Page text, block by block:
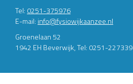
Tel: 0251-375976
E-mail: info@fysiowijkaanzee.nl
Groenelaan 52
1942 EH Beverwijk, Tel: 0251-227339